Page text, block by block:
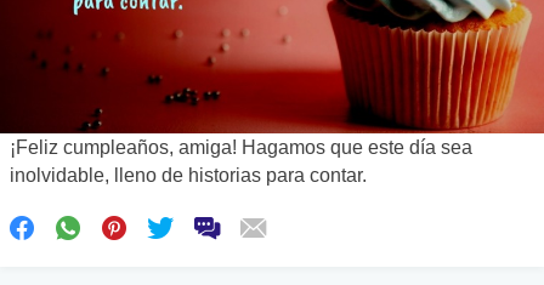
¡Feliz cumpleaños, amiga! Hagamos que este día sea
inolvidable, lleno de historias para contar.